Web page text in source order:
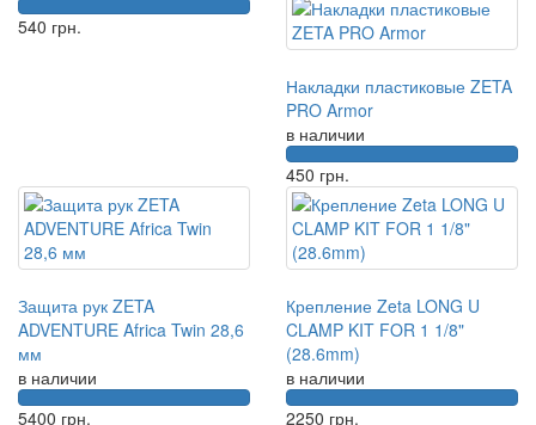
540 грн.
Накладки пластиковые ZETA
PRO Armor
в наличии
450 грн.
Защита рук ZETA
ADVENTURE Africa Twin 28,6
мм
в наличии
5400 грн.
Крепление Zeta LONG U
CLAMP KIT FOR 1 1/8"
(28.6mm)
в наличии
2250 грн.